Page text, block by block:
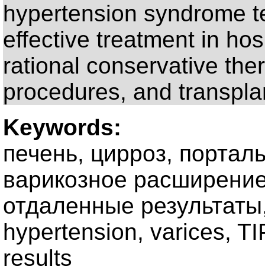
hypertension syndrome
effective treatment in
rational conservative
procedures, and
Keywords:
печень, цирроз,
варикозное
отдаленные
hypertension, varices,
results